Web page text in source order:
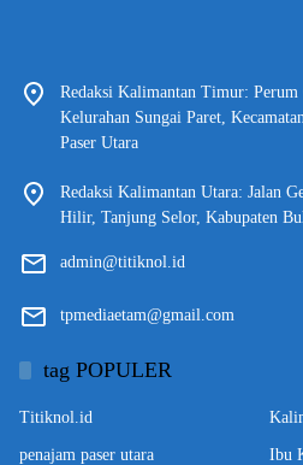
Redaksi Kalimantan Timur:
Kelurahan Sungai Paret,
Paser Utara
Redaksi Kalimantan Utara: Jalan
Hilir, Tanjung Selor, Kabupaten
admin@titiknol.id
tpmediaetam@gmail.com
tag POPULER
Titiknol.id
penajam paser utara Ibu